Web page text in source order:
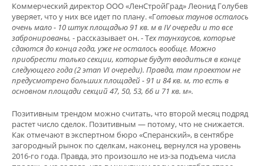
Коммерческий директор ООО «ЛенСтройГрад» Леонид Голубев
уверяет, что у них все идет по плану. «Готовых таунов осталось
очень мало - 10 штук площадью 91 кв. м вIVочереди и то все
забронированы, - рассказывает он. - Тех таунхаусов, которые
сдаются до конца года, уже не осталось вообще. Можно
приобрести только секции, которые будут вводиться в конце
следующего года (2 этап VIочереди). Правда, там проектом не
предусмотрено больших площадей - 91 и 84 кв. м, то есть в
основном площади секций 47, 50, 53, 66 и 71 кв. м».
Позитивным трендом можно считать, что второй месяц подряд
растет число сделок. Позитивным — потому, что не снижается.
Как отмечают в экспертном бюро «Сперанский», в сентябре
загородный рынок по сделкам, наконец, вернулся на уровень
2016-го года. Правда, это произошло не из-за подъема числа